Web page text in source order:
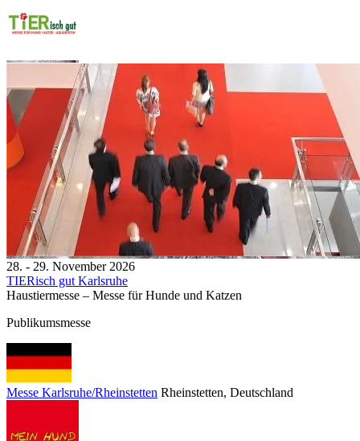
28. - 29. November 2026
TIERisch gut Karlsruhe
Haustiermesse – Messe für Hunde und Katzen
Publikumsmesse
Messe Karlsruhe/Rheinstetten Rheinstetten, Deutschland